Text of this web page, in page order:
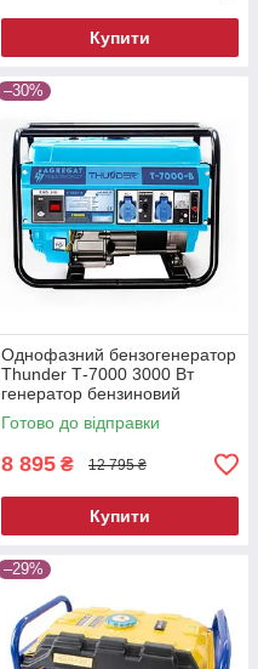
Купити
–30%
Однофазний бензогенератор
Thunder Т-7000 3000 Вт
генератор бензиновий
генератор бензиновий
портативний
Готово до відправки
8 895 ₴ 12 795 ₴
Купити
–29%